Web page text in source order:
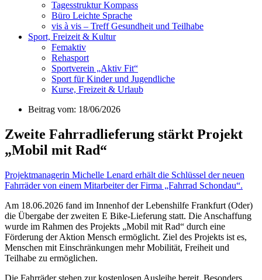
Tagesstruktur Kompass
Büro Leichte Sprache
vis à vis – Treff Gesundheit und Teilhabe
Sport, Freizeit & Kultur
Femaktiv
Rehasport
Sportverein „Aktiv Fit“
Sport für Kinder und Jugendliche
Kurse, Freizeit & Urlaub
Beitrag vom: 18/06/2026
Zweite Fahrradlieferung stärkt Projekt
„Mobil mit Rad“
Projektmanagerin Michelle Lenard erhält die Schlüssel der neuen
Fahrräder von einem Mitarbeiter der Firma „Fahrrad Schondau“.
Am 18.06.2026 fand im Innenhof der Lebenshilfe Frankfurt (Oder)
die Übergabe der zweiten E Bike-Lieferung statt. Die Anschaffung
wurde im Rahmen des Projekts „Mobil mit Rad“ durch eine
Förderung der Aktion Mensch ermöglicht. Ziel des Projekts ist es,
Menschen mit Einschränkungen mehr Mobilität, Freiheit und
Teilhabe zu ermöglichen.
Die Fahrräder stehen zur kostenlosen Ausleihe bereit. Besonders